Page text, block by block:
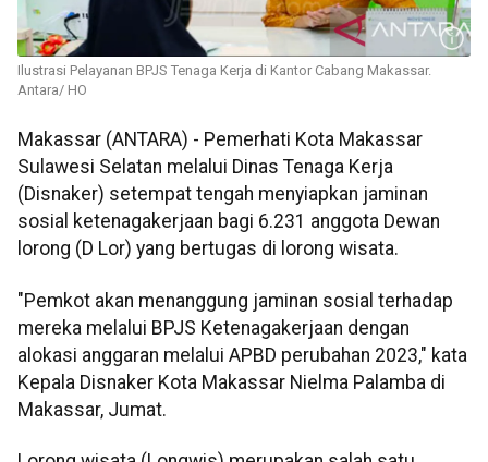
Ilustrasi Pelayanan BPJS Tenaga Kerja di Kantor Cabang Makassar.
Antara/ HO
Makassar (ANTARA) - Pemerhati Kota Makassar
Sulawesi Selatan melalui Dinas Tenaga Kerja
(Disnaker) setempat tengah menyiapkan jaminan
sosial ketenagakerjaan bagi 6.231 anggota Dewan
lorong (D Lor) yang bertugas di lorong wisata.
"Pemkot akan menanggung jaminan sosial terhadap
mereka melalui BPJS Ketenagakerjaan dengan
alokasi anggaran melalui APBD perubahan 2023," kata
Kepala Disnaker Kota Makassar Nielma Palamba di
Makassar, Jumat.